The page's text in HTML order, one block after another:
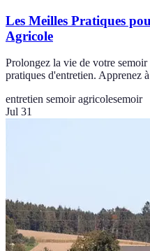
Les Meilles Pratiques
Agricole
Prolongez la vie de votre
pratiques d'entretien. Apprenez
entretien semoir agricolesemoir
Jul 31